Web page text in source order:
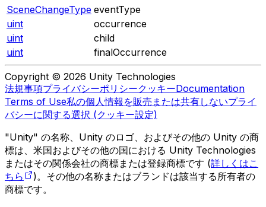
SceneChangeType eventType
uint
occurrence
uint
child
uint
finalOccurrence
Copyright © 2026 Unity Technologies
法規事項プライバシーポリシークッキーDocumentation
Terms of Use私の個人情報を販売または共有しないプライ
バシーに関する選択 (クッキー設定)
"Unity" の名称、Unity のロゴ、およびその他の Unity の商
標は、米国およびその他の国における Unity Technologies
またはその関係会社の商標または登録商標です (詳しくはこ
ちら
)。その他の名称またはブランドは該当する所有者の
商標です。